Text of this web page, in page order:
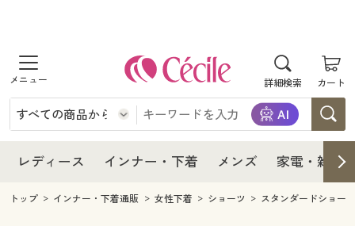
詳細検索 カート
商品を探す
レディース
レディースファッション
インナー・下着
インナー・下着通販すべて
メンズ
レディース インナー・下着 メンズ 家電・雑貨
レディース
レディース通販すべて
レディースファッション
インナー・下着
インナー・下着通販すべて
メンズ
トップ インナー・下着通販 女性下着 ショーツ スタンダードショー